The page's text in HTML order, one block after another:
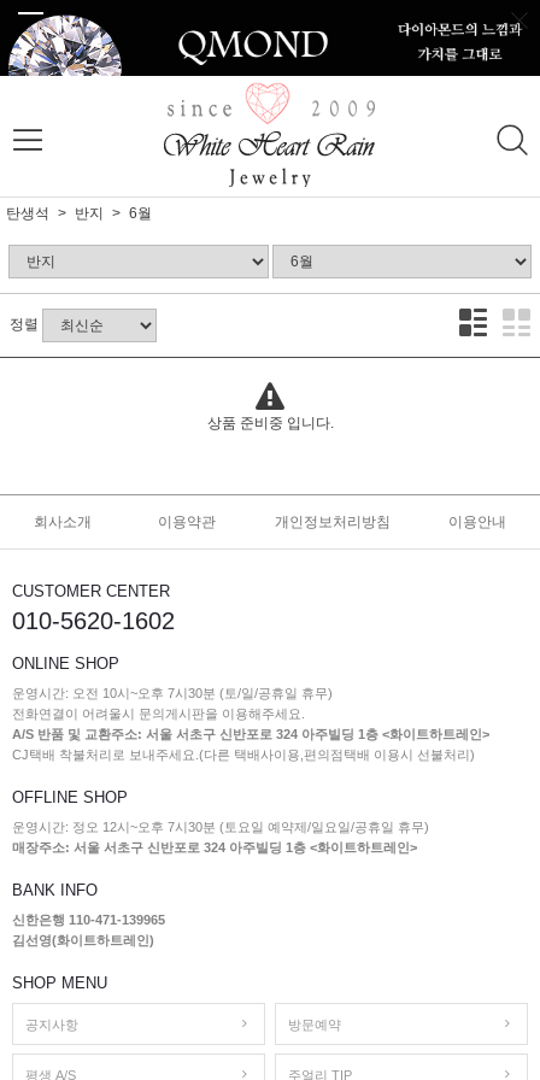
탄생석 반지 6월
정렬
상품 준비중 입니다.
회사소개 이용약관 개인정보처리방침 이용안내
CUSTOMER CENTER
010-5620-1602
ONLINE SHOP
운영시간: 오전 10시~오후 7시30분 (토/일/공휴일 휴무)
전화연결이 어려울시 문의게시판을 이용해주세요.
A/S 반품 및 교환주소: 서울 서초구 신반포로 324 아주빌딩 1층 <화이트하트레인>
CJ택배 착불처리로 보내주세요.(다른 택배사이용,편의점택배 이용시 선불처리)
OFFLINE SHOP
운영시간: 정오 12시~오후 7시30분 (토요일 예약제/일요일/공휴일 휴무)
매장주소: 서울 서초구 신반포로 324 아주빌딩 1층 <화이트하트레인>
BANK INFO
신한은행 110-471-139965
김선영(화이트하트레인)
SHOP MENU
공지사항 방문예약
평생 A/S 주얼리 TIP